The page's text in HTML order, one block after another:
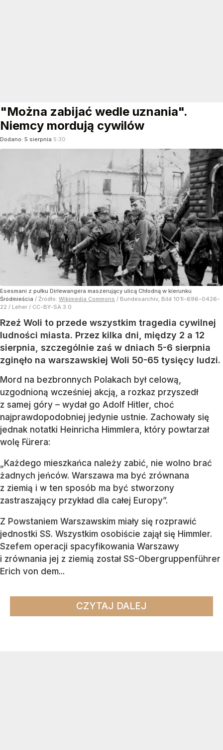
"Można zabijać wedle uznania".
Niemcy mordują cywilów
Dodano: 5 sierpnia 5:30
Esesmani z pułku Dirlewangera maszerujący ulicą Chłodną w kierunku
Śródmieścia / Źródło: Wikimedia Commons / Bundesarchiv, Bild 101I-696-0426-
22 / Leher / CC-BY-SA 3.0
Rzeź Woli to przede wszystkim tragedia cywilnej
ludności miasta. Przez kilka dni, między 2 a 12
sierpnia, szczególnie zaś w dniach 5-6 sierpnia
zginęło na warszawskiej Woli 50-65 tysięcy ludzi.
Mord na bezbronnych Polakach był celową,
uzgodnioną wcześniej akcją, a rozkaz przyszedł
z samej góry – wydał go Adolf Hitler, choć
najprawdopodobniej jedynie ustnie. Zachowały się
jednak notatki Heinricha Himmlera, który powtarzał
wolę Fürera:
„Każdego mieszkańca należy zabić, nie wolno brać
żadnych jeńców. Warszawa ma być zrównana
z ziemią i w ten sposób ma być stworzony
zastraszający przykład dla całej Europy”.
Z Powstaniem Warszawskim miały się rozprawić
jednostki SS. Wszystkim osobiście zajął się Himmler.
Szefem operacji spacyfikowania Warszawy
i zrównania jej z ziemią został SS-Obergruppenführer
Erich von dem...
CZYTAJ DALEJ